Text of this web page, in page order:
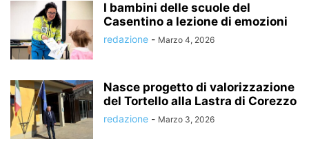
I bambini delle scuole del
Casentino a lezione di emozioni
redazione - Marzo 4, 2026
Nasce progetto di valorizzazione
del Tortello alla Lastra di Corezzo
redazione - Marzo 3, 2026